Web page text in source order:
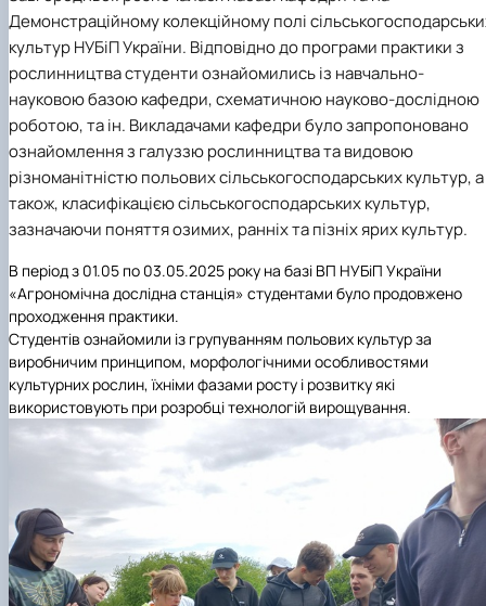
Підручники, навчальні посібники та
рекомендації для ОС "Бакалавр"
Наукові публікації студентів
Меморандуми, договори про співпрацю
Демонстраційному колекційному полі
культур НУБіП України. Відповідно до програми практики з
рослинництва студенти ознайомились із навчально-
науковою базою кафедри, схематичною науково-дослідною
роботою, та ін. Викладачами кафедри було запропоновано
ознайомлення з галуззю рослинництва та видовою
різноманітністю польових сільськогосподарських культур, а
також, класифікацією сільськогосподарських культур,
зазначаючи поняття озимих, ранніх та пізніх ярих культур.
В період з 01.05 по 03.05.2025 року на базі ВП НУБіП України
«Агрономічна дослідна станція» студентами було продовжено
проходження практики.
Студентів ознайомили із групуванням польових культур за
виробничим принципом, морфологічними особливостями
культурних рослин, їхніми фазами росту і розвитку які
використовують при розробці технологій вирощування.